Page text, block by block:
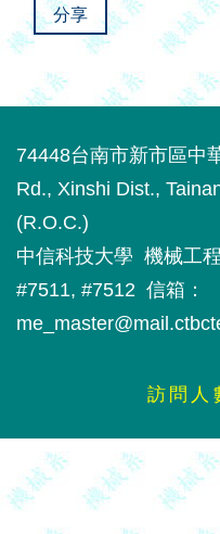
分享
74448台南市新市區
Rd., Xinshi Dist.,
(R.O.C.)
中信科技大學 機械工
#7511, #7512 信箱：